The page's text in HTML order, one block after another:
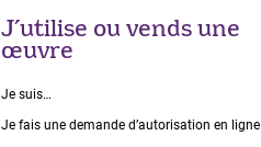
J’utilise ou vends une
œuvre
Je suis…
Je fais une demande dʼautorisation en ligne